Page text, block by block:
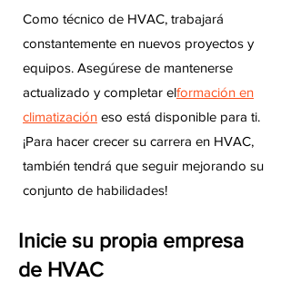
Como técnico de HVAC, trabajará
constantemente en nuevos proyectos y
equipos. Asegúrese de mantenerse
actualizado y completar elformación en
climatización eso está disponible para ti.
¡Para hacer crecer su carrera en HVAC,
también tendrá que seguir mejorando su
conjunto de habilidades!
Inicie su propia empresa
de HVAC